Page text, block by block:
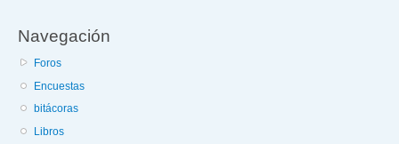
Navegación
Foros
Encuestas
bitácoras
Libros